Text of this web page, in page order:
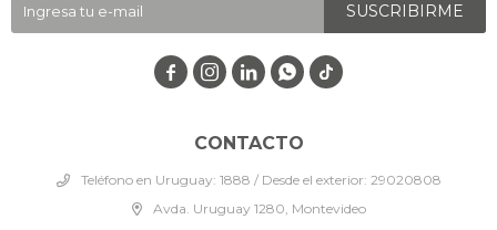
CONTACTO
Teléfono en Uruguay: 1888 / Desde el exterior: 29020808
Avda. Uruguay 1280, Montevideo
SUSCRIBIRME
   